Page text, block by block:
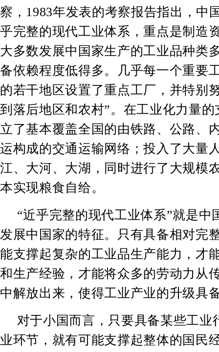
察， 1983年发表的考察报告指出，中
乎完整的现代工业体系，重点是制造
大多数发展中国家生产的工业品种类
备依赖程度低得多。几乎每一个重要
的若干地区设置了重点工厂，并特别
到落后地区和农村”。在工业化力量
立了基本覆盖全国的由铁路、公路、
运构成的交通运输网络；投入了大量
江、大河、大湖，同时进行了大规模
本实现粮食自给。
“近乎完整的现代工业体系”就是中
发展中国家的特征。只有具备相对完
能支撑起复杂的工业品生产能力，才
和生产经验，才能将众多的劳动力从
中解放出来，使得工业产业的升级具
对于小国而言，只要具备某些工业
业环节，就有可能支撑起整体的国民